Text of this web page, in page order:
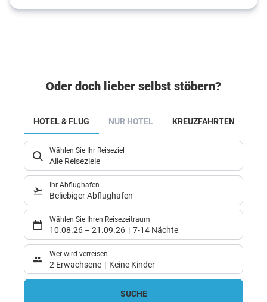
Oder doch lieber selbst stöbern?
HOTEL & FLUG NUR HOTEL KREUZFAHRTEN
Wählen Sie Ihr Reiseziel
Alle Reiseziele
Ihr Abflughafen
Beliebiger Abflughafen
Wählen Sie Ihren Reisezeitraum
10.08.26 – 21.09.26 7-14 Nächte
Wer wird verreisen
2 Erwachsene Keine Kinder
SUCHE